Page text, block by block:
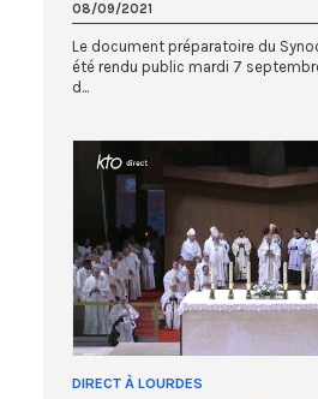
08/09/2021
Le document préparatoire du
été rendu public mardi 7
d...
DIRECT À LOURDES